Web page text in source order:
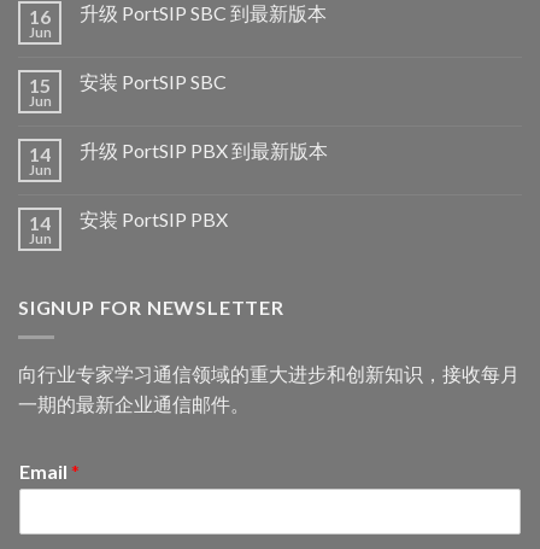
16
Jun
升级 PortSIP SBC 到最新版本
15
Jun
安装 PortSIP SBC
14
Jun
升级 PortSIP PBX 到最新版本
14
Jun
安装 PortSIP PBX
SIGNUP FOR NEWSLETTER
向行业专家学习通信领域的重大进步和创新知识，接收每月
一期的最新企业通信邮件。
Email *